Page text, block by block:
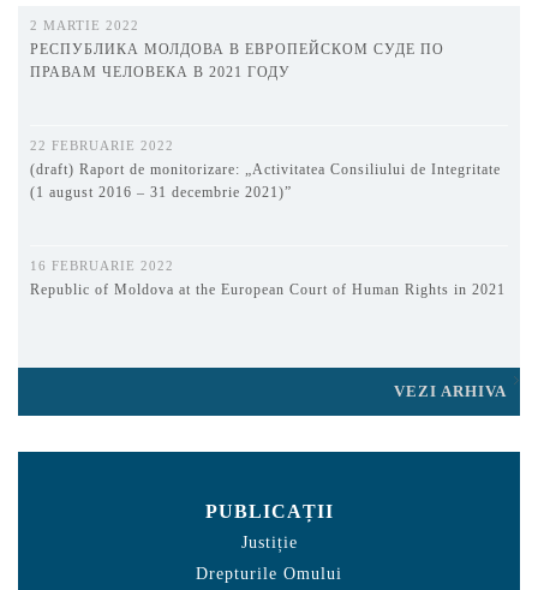
2 MARTIE 2022
РЕСПУБЛИКА МОЛДОВА В ЕВРОПЕЙСКОМ СУДЕ ПО
ПРАВАМ ЧЕЛОВЕКА В 2021 ГОДУ
22 FEBRUARIE 2022
(draft) Raport de monitorizare: „Activitatea Consiliului de Integritate
(1 august 2016 – 31 decembrie 2021)”
16 FEBRUARIE 2022
Republic of Moldova at the European Court of Human Rights in 2021
VEZI ARHIVA
PUBLICAȚII
Justiție
Drepturile Omului